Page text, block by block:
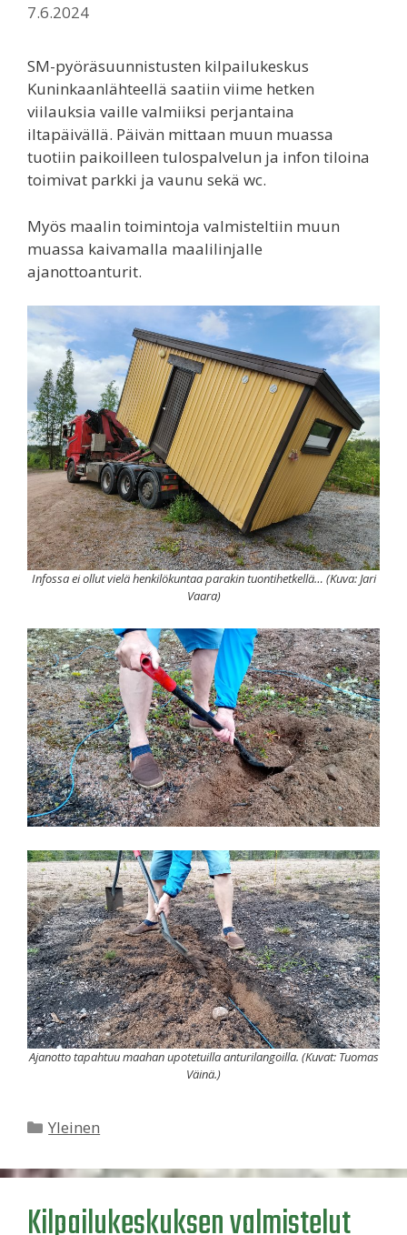
7.6.2024
SM-pyöräsuunnistusten kilpailukeskus
Kuninkaanlähteellä saatiin viime hetken
viilauksia vaille valmiiksi perjantaina
iltapäivällä. Päivän mittaan muun muassa
tuotiin paikoilleen tulospalvelun ja infon tiloina
toimivat parkki ja vaunu sekä wc.
Myös maalin toimintoja valmisteltiin muun
muassa kaivamalla maalilinjalle
ajanottoanturit.
Infossa ei ollut vielä henkilökuntaa parakin tuontihetkellä… (Kuva: Jari
Vaara)
Ajanotto tapahtuu maahan upotetuilla anturilangoilla. (Kuvat: Tuomas
Väinä.)
Kategoriat
Yleinen
Kilpailukeskuksen valmistelut